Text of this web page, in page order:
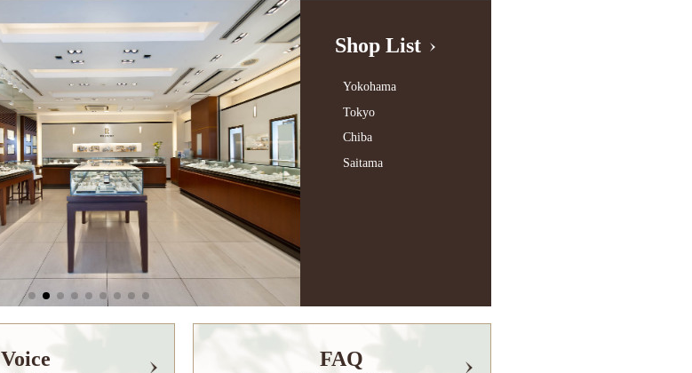
Shop List
Yokohama
Tokyo
Chiba
Saitama
Voice FAQ